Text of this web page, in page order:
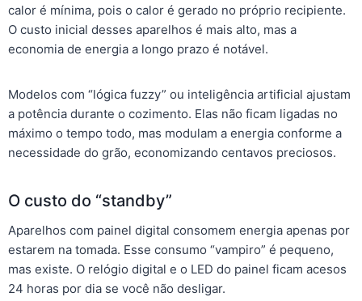
calor é mínima, pois o calor é gerado no próprio recipiente.
O custo inicial desses aparelhos é mais alto, mas a
economia de energia a longo prazo é notável.
Modelos com “lógica fuzzy” ou inteligência artificial ajustam
a potência durante o cozimento. Elas não ficam ligadas no
máximo o tempo todo, mas modulam a energia conforme a
necessidade do grão, economizando centavos preciosos.
O custo do “standby”
Aparelhos com painel digital consomem energia apenas por
estarem na tomada. Esse consumo “vampiro” é pequeno,
mas existe. O relógio digital e o LED do painel ficam acesos
24 horas por dia se você não desligar.